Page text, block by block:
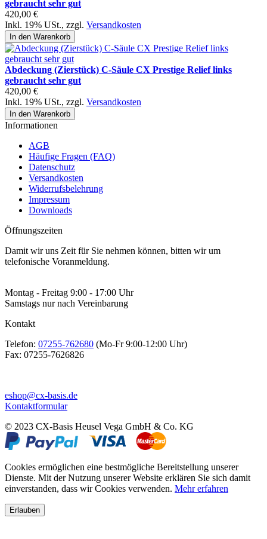
gebraucht sehr gut
420,00 €
Inkl. 19% USt., zzgl. Versandkosten
In den Warenkorb
Abdeckung (Zierstück) C-Säule CX Prestige Relief links
gebraucht sehr gut
420,00 €
Inkl. 19% USt., zzgl. Versandkosten
In den Warenkorb
Informationen
AGB
Häufige Fragen (FAQ)
Datenschutz
Versandkosten
Widerrufsbelehrung
Impressum
Downloads
Öffnungszeiten
Damit wir uns Zeit für Sie nehmen können, bitten wir um
telefonische Voranmeldung.
Montag - Freitag 9:00 - 17:00 Uhr
Samstags nur nach Vereinbarung
Kontakt
Telefon: 07255-762680 (Mo-Fr 9:00-12:00 Uhr)
Fax: 07255-7626826
eshop@cx-basis.de
Kontaktformular
© 2023 CX-Basis Heusel Vega GmbH & Co. KG
Cookies ermöglichen eine bestmögliche Bereitstellung unserer
Dienste. Mit der Nutzung unserer Website erklären Sie sich damit
einverstanden, dass wir Cookies verwenden. Mehr erfahren
Erlauben